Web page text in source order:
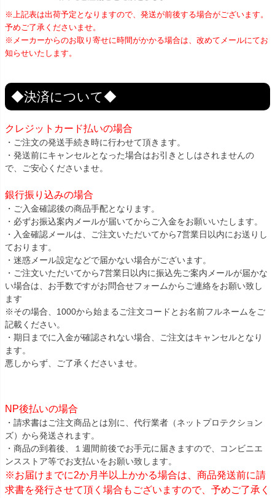
※上記表は出荷予定となりますので、発送が前後する場合がございます。
予めご了承くださいませ。
※メーカーからのお取り寄せに時間がかかる場合は、改めてメールにてお
知らせいたします。
◆決済について◆
クレジットカード払いの場合
・ご注文の発送手続き時に行わせて頂きます。
・発送前にキャンセルとなった場合はお引きとしはされませんの
で、ご安心くださいませ。
銀行振り込みの場合
・ご入金確認後の商品手配となります。
・必ずお振込案内メールが届いてからご入金をお願いいたします。
・入金確認メールは、ご注文いただいてから7営業日以内にお送りし
ております。
・迷惑メール設定などで届かない場合がございます。
・ご注文いただいてから7営業日以内に振込先ご案内メールが届かな
い場合は、お手数ですがお問合せフォームからご連絡をお願い致し
ます
※その場合、1000から始まるご注文コードとお名前フルネームをご
記載ください。
・期日までに入金が確認されない場合、ご注文はキャンセルとなり
ます。
悪しからず、ご了承くださいませ。
NP後払いの場合
・請求書はご注文商品とは別に、代行業者（ネットプロテクション
ズ）から発送されます。
・商品の到着後、１週間前後でお手元に届きますので、コンビニエ
ンスストア等でお支払いをお願い致します。
※お届けまでに2か月半以上かかる場合は、商品発送前に請
求書を発行させて頂く場合もございますので、予めご了承く